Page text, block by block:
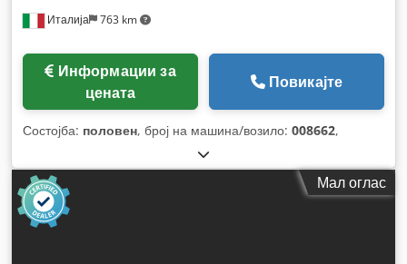
Италија 763 km
цената
Повикајте
Состојба: половен, број на машина/возило: 008662,
Мал оглас